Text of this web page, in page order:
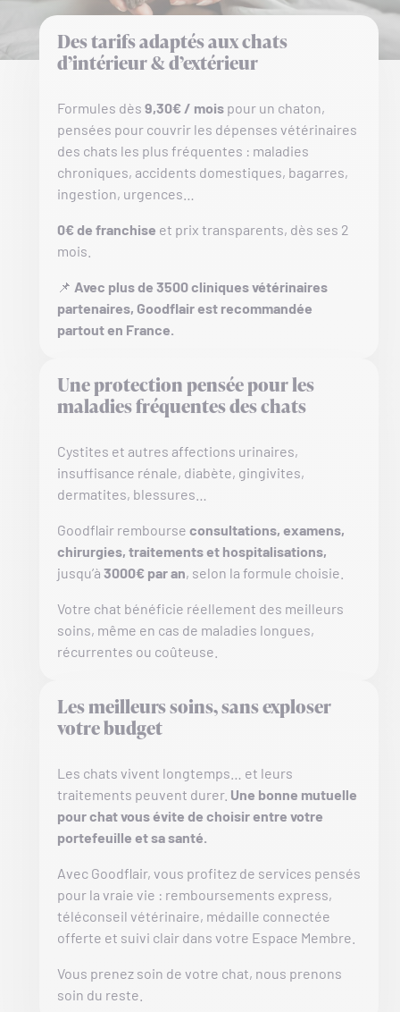
Des tarifs adaptés aux chats
d’intérieur & d’extérieur
Formules dès 9,30€ / mois pour un chaton,
pensées pour couvrir les dépenses vétérinaires
des chats les plus fréquentes : maladies
chroniques, accidents domestiques, bagarres,
ingestion, urgences…
0€ de franchise et prix transparents, dès ses 2
mois.
📌 Avec plus de 3500 cliniques vétérinaires
partenaires, Goodflair est recommandée
partout en France.
Une protection pensée pour les
maladies fréquentes des chats
Cystites et autres affections urinaires,
insuffisance rénale, diabète, gingivites,
dermatites, blessures…
Goodflair rembourse consultations, examens,
chirurgies, traitements et hospitalisations,
jusqu’à 3000€ par an, selon la formule choisie.
Votre chat bénéficie réellement des meilleurs
soins, même en cas de maladies longues,
récurrentes ou coûteuse.
Les meilleurs soins, sans exploser
votre budget
Les chats vivent longtemps… et leurs
traitements peuvent durer. Une bonne mutuelle
pour chat vous évite de choisir entre votre
portefeuille et sa santé.
Avec Goodflair, vous profitez de services pensés
pour la vraie vie : remboursements express,
téléconseil vétérinaire, médaille connectée
offerte et suivi clair dans votre Espace Membre.
Vous prenez soin de votre chat, nous prenons
soin du reste.